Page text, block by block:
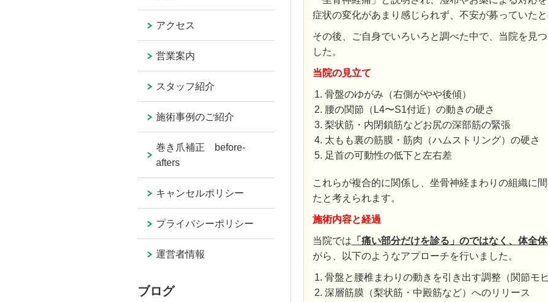
症状の変化があまり感じられず、不安が募っていた
その後、ご自身でいろいろと調べた中で、当院を見
した。
当院の見立て
骨盤のゆがみ（右側がやや後傾）
腰の関節（L4〜S1付近）の動きの硬さ
梨状筋・内閉鎖筋などお尻の深部筋の緊張
太もも裏の筋膜・筋肉（ハムストリング）の硬さ
足首の可動性の低下と左右差
これらが複合的に関係し、坐骨神経まわりの組織に
たと考えられます。
施術内容と経過
当院では 「痛い部分だけを診る」のではなく、体全
がら、以下のようなアプローチを行いました。
骨盤と腰椎まわりの動きを引き出す調整（関節モ
深層筋膜（梨状筋・中殿筋など）へのリリース
アクセス
営業案内
スタッフ紹介
施術事例のご紹介
巻き爪補正 before-
afters
キャンセルポリシー
プライバシーポリシー
運営者情報
ブログ